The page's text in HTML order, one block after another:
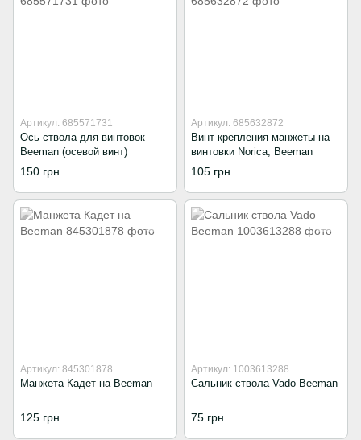
Артикул: 685571731
Ось ствола для винтовок
Beeman (осевой винт)
150 грн
Артикул: 685632872
Винт крепления манжеты на
винтовки Norica, Beeman
105 грн
Артикул: 845301878
Манжета Кадет на Beeman
125 грн
Артикул: 1003613288
Сальник ствола Vado Beeman
75 грн